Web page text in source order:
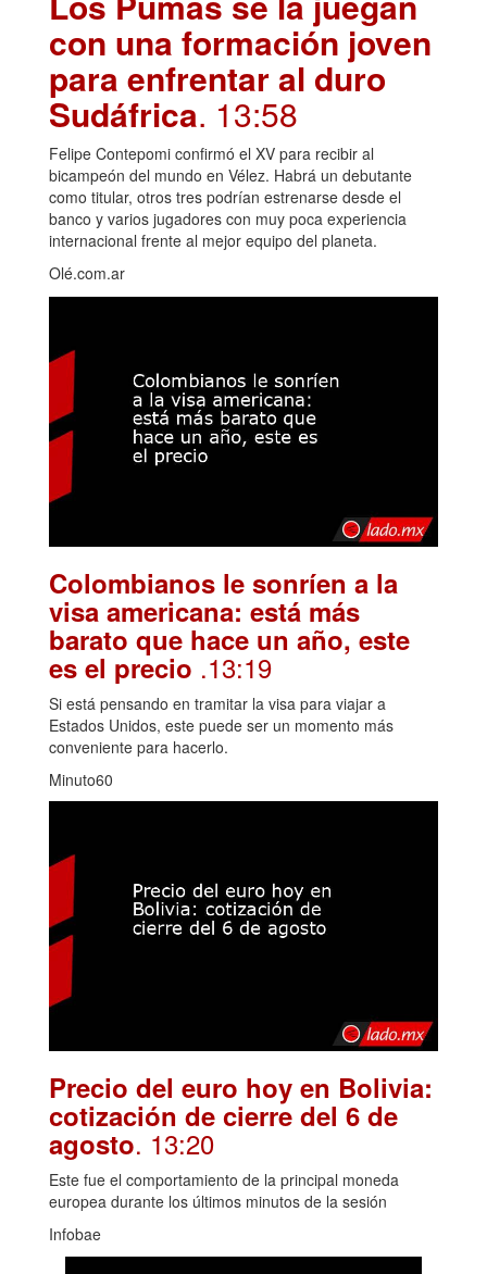
con una formación joven
para enfrentar al duro
Sudáfrica. 13:58
Felipe Contepomi confirmó el XV para recibir al
bicampeón del mundo en Vélez. Habrá un debutante
como titular, otros tres podrían estrenarse desde el
banco y varios jugadores con muy poca experiencia
internacional frente al mejor equipo del planeta.
Olé.com.ar
Colombianos le sonríen a la
visa americana: está más
barato que hace un año, este
es el precio .13:19
Si está pensando en tramitar la visa para viajar a
Estados Unidos, este puede ser un momento más
conveniente para hacerlo.
Minuto60
Precio del euro hoy en Bolivia:
cotización de cierre del 6 de
agosto. 13:20
Este fue el comportamiento de la principal moneda
europea durante los últimos minutos de la sesión
Infobae